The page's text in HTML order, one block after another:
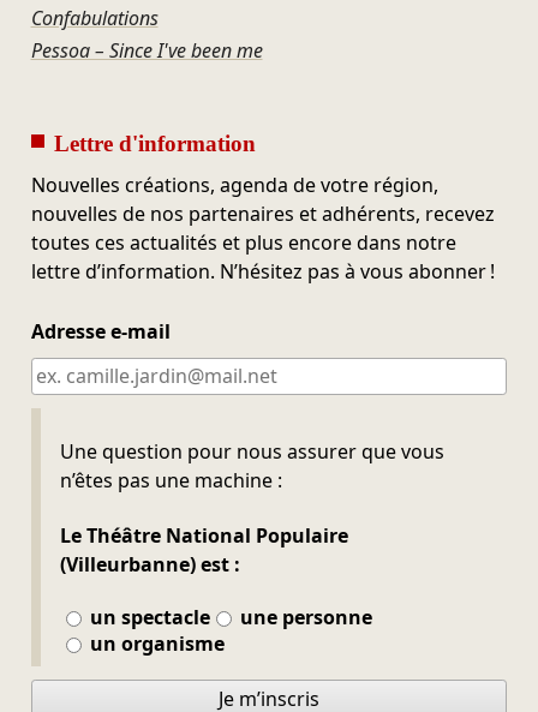
Confabulations
Pessoa – Since I've been me
Lettre d'information
Nouvelles créations, agenda de votre région,
nouvelles de nos partenaires et adhérents, recevez
toutes ces actualités et plus encore dans notre
lettre d’information. N’hésitez pas à vous abonner !
Adresse e-mail
Une question pour nous assurer que vous
n’êtes pas une machine :
Le Théâtre National Populaire
(Villeurbanne) est :
un spectacle
une personne
un organisme
Ne pas remplir
Je m’inscris